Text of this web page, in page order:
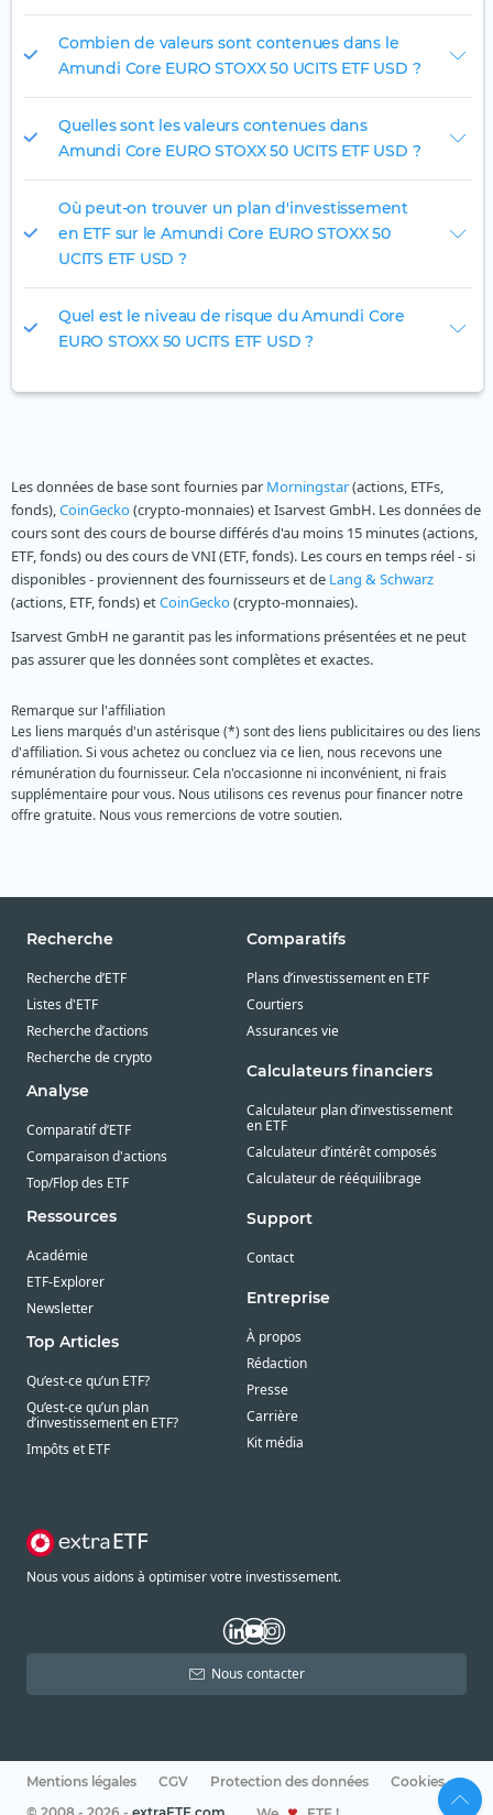
Combien de valeurs sont contenues dans le
Amundi Core EURO STOXX 50 UCITS ETF USD ?
Quelles sont les valeurs contenues dans
Amundi Core EURO STOXX 50 UCITS ETF USD ?
Où peut-on trouver un plan d'investissement
en ETF sur le Amundi Core EURO STOXX 50
UCITS ETF USD ?
Quel est le niveau de risque du Amundi Core
EURO STOXX 50 UCITS ETF USD ?
Les données de base sont fournies par Morningstar(actions, ETFs,
fonds),CoinGecko(crypto-monnaies) et Isarvest GmbH. Les données de
cours sont des cours de bourse différés d'au moins 15 minutes (actions,
ETF, fonds) ou des cours de VNI (ETF, fonds). Les cours en temps réel - si
disponibles - proviennent des fournisseurs et de Lang & Schwarz
(actions, ETF, fonds) etCoinGecko(crypto-monnaies).
Isarvest GmbH ne garantit pas les informations présentées et ne peut
pas assurer que les données sont complètes et exactes.
Remarque sur l'affiliation
Les liens marqués d'un astérisque (*) sont des liens publicitaires ou des liens
d'affiliation. Si vous achetez ou concluez via ce lien, nous recevons une
rémunération du fournisseur. Cela n'occasionne ni inconvénient, ni frais
supplémentaire pour vous. Nous utilisons ces revenus pour financer notre
offre gratuite. Nous vous remercions de votre soutien.
Recherche
Recherche d’ETF
Listes d'ETF
Recherche d’actions
Recherche de crypto
Analyse
Comparatif d’ETF
Comparaison d'actions
Top/Flop des ETF
Ressources
Académie
ETF-Explorer
Newsletter
Top Articles
Qu’est-ce qu’un ETF?
Qu’est-ce qu’un plan
d’investissement en ETF?
Impôts et ETF
Comparatifs
Plans d’investissement en ETF
Courtiers
Assurances vie
Calculateurs financiers
Calculateur plan d’investissement
en ETF
Calculateur d’intérêt composés
Calculateur de rééquilibrage
Support
Contact
Entreprise
À propos
Rédaction
Presse
Carrière
Kit média
Nous vous aidons à optimiser votre investissement.
Nous contacter
Mentions légales CGV Protection des données
Cookies